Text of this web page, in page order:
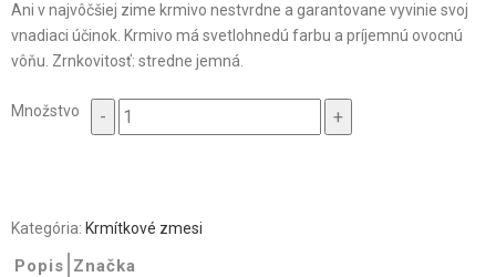
Ani v najvôčšiej zime krmivo nestvrdne a garantovane vyvinie svoj
vnadiaci účinok. Krmivo má svetlohnedú farbu a príjemnú ovocnú
vôňu. Zrnkovitosť: stredne jemná.
Množstvo Množstvo
Kategória: Krmítkové zmesi
Popis Značka